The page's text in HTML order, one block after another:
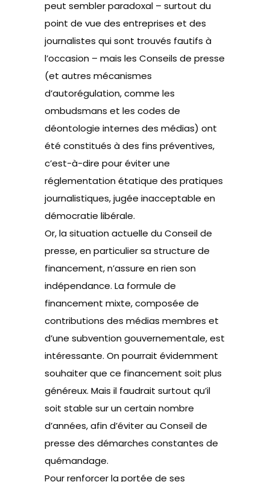
peut sembler paradoxal – surtout du
point de vue des entreprises et des
journalistes qui sont trouvés fautifs à
l’occasion – mais les Conseils de presse
(et autres mécanismes
d’autorégulation, comme les
ombudsmans et les codes de
déontologie internes des médias) ont
été constitués à des fins préventives,
c’est-à-dire pour éviter une
réglementation étatique des pratiques
journalistiques, jugée inacceptable en
démocratie libérale.
Or, la situation actuelle du Conseil de
presse, en particulier sa structure de
financement, n’assure en rien son
indépendance. La formule de
financement mixte, composée de
contributions des médias membres et
d’une subvention gouvernementale, est
intéressante. On pourrait évidemment
souhaiter que ce financement soit plus
généreux. Mais il faudrait surtout qu’il
soit stable sur un certain nombre
d’années, afin d’éviter au Conseil de
presse des démarches constantes de
quémandage.
Pour renforcer la portée de ses